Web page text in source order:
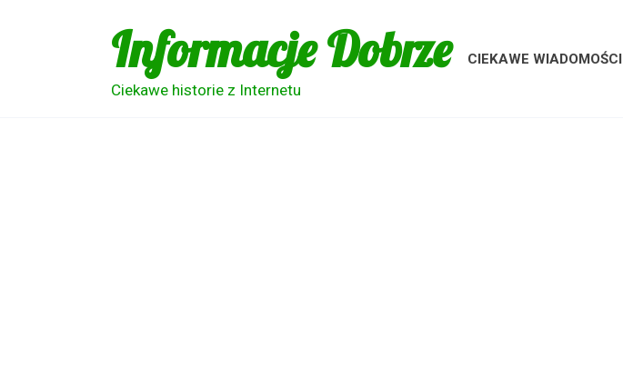
Informacje Dobrze
Ciekawe historie z Internetu
CIEKAWE WIADOMOŚCI